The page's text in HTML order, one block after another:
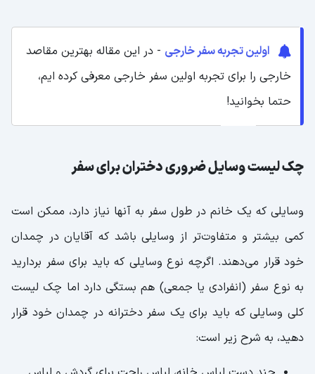
اولین تجربه سفر خارجی - در این مقاله بهترین مقاصد
خارجی را برای تجربه اولین سفر خارجی معرفی کرده ایم،
حتما بخوانید!
چک لیست وسایل ضروری دختران برای سفر
وسایلی که یک خانم در طول سفر به آنها نیاز دارد، ممکن است
کمی بیشتر و متفاوت‌تر از وسایلی باشد که آقایان در چمدان
خود قرار می‌دهند. اگرچه نوع وسایلی که باید برای سفر بردارید
به نوع سفر (انفرادی یا جمعی) هم بستگی دارد اما چک لیست
کلی وسایلی که باید برای یک سفر دخترانه در چمدان خود قرار
دهید، به شرح زیر است: